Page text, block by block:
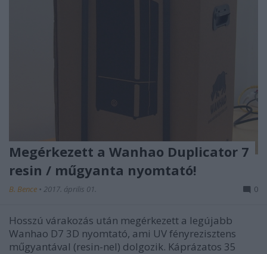
Megérkezett a Wanhao Duplicator 7
resin / műgyanta nyomtató!
B. Bence • 2017. április 01. 0
Hosszú várakozás után megérkezett a legújabb
Wanhao D7 3D nyomtató, ami UV fényrezisztens
műgyantával (resin-nel) dolgozik. Káprázatos 35